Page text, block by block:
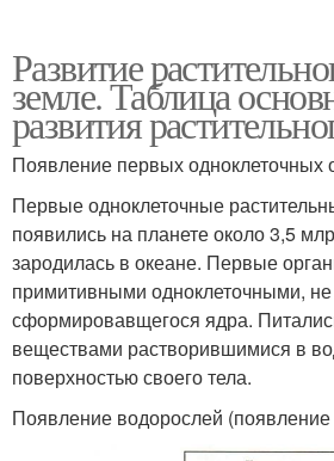
Развитие
земле. Таблица
развития
Появление первых одноклеточных
Первые одноклеточные
появились на планете около 3,5
зародилась в океане. Первые
примитивными одноклеточными,
сформировавщегося ядра.
веществами растворившимися в
поверхностью своего тела.
Появление водорослей (появление